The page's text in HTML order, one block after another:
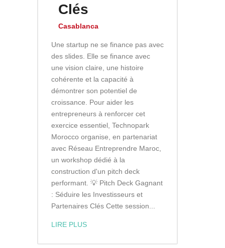
Clés
Casablanca
Une startup ne se finance pas avec
des slides. Elle se finance avec
une vision claire, une histoire
cohérente et la capacité à
démontrer son potentiel de
croissance. Pour aider les
entrepreneurs à renforcer cet
exercice essentiel, Technopark
Morocco organise, en partenariat
avec Réseau Entreprendre Maroc,
un workshop dédié à la
construction d'un pitch deck
performant. 💡 Pitch Deck Gagnant
: Séduire les Investisseurs et
Partenaires Clés Cette session...
LIRE PLUS